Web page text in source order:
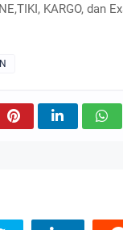
KARGO, dan